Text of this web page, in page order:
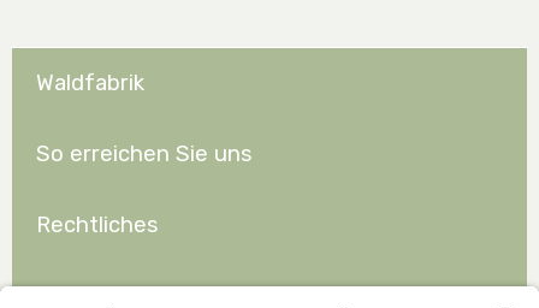
Waldfabrik
So erreichen Sie uns
Rechtliches